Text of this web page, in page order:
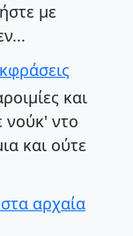
με
και
νούκ' ντο
και ούτε
αρχαία